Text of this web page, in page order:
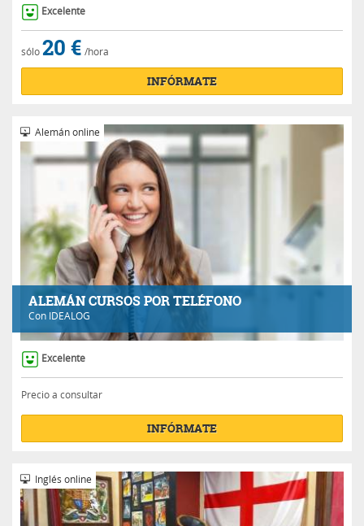
Excelente
sólo20 € /hora
INFÓRMATE
ALEMÁN CURSOS POR TELÉFONO
Con IDEALOG
Alemán online
Excelente
Precio a consultar
INFÓRMATE
Inglés online